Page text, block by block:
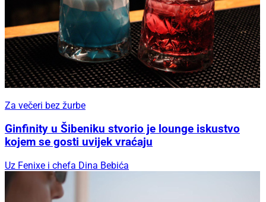
Za večeri bez žurbe
Ginfinity u Šibeniku stvorio je lounge iskustvo
kojem se gosti uvijek vraćaju
Uz Fenixe i chefa Dina Bebića